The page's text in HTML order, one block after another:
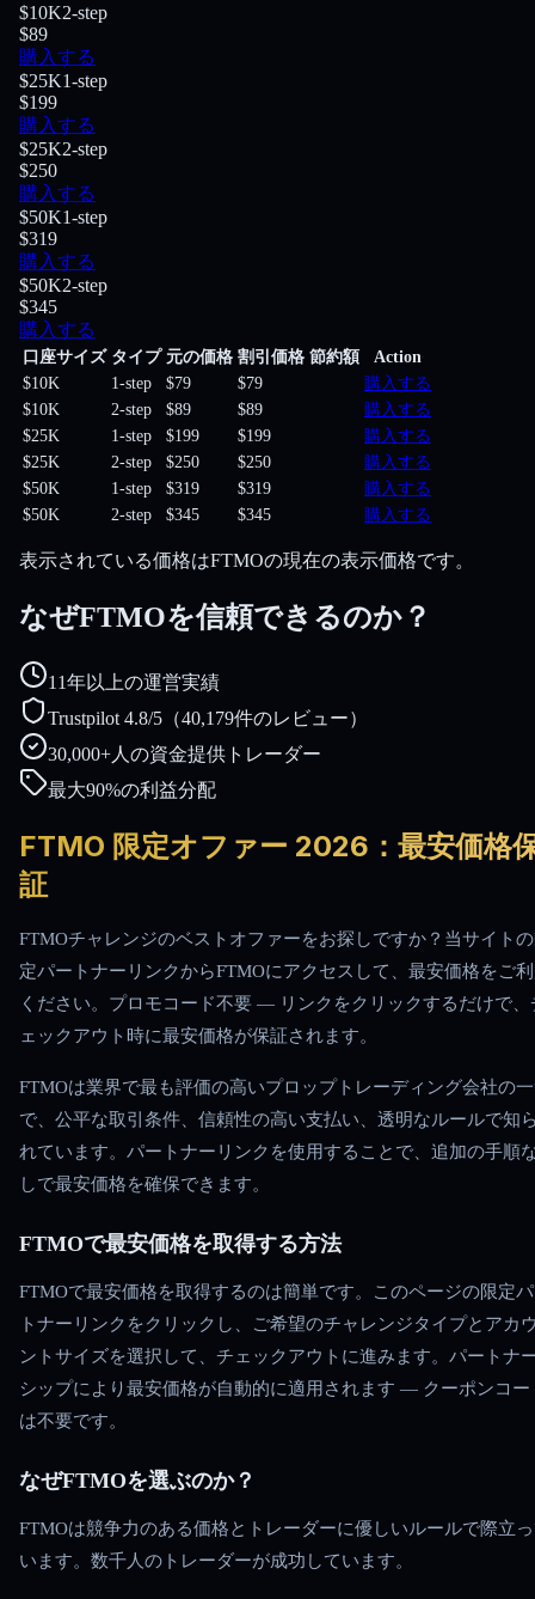
$10K2-step
$89
購入する
$25K1-step
$199
購入する
$25K2-step
$250
購入する
$50K1-step
$319
購入する
$50K2-step
$345
購入する
口座サイズ タイプ 元の価格 割引価格 節約額
Action
$10K
1-step $79 $79
購入する
$10K
2-step $89 $89
購入する
$25K
1-step $199 $199
購入する
$25K
2-step $250 $250
購入する
$50K
1-step $319 $319
購入する
$50K
2-step $345 $345 購入する
表示されている価格はFTMOの現在の表示価格です。
なぜFTMOを信頼できるのか？
11年以上の運営実績
Trustpilot 4.8/5（40,179件のレビュー）
30,000+人の資金提供トレーダー
最大90%の利益分配
FTMO 限定オファー 2026：最安価格
証
FTMOチャレンジのベストオファーをお探しですか？当サイト
定パートナーリンクからFTMOにアクセスして、最安価格をご
ください。プロモコード不要 — リンクをクリックするだけで、
ェックアウト時に最安価格が保証されます。
FTMOは業界で最も評価の高いプロップトレーディング会社の
で、公平な取引条件、信頼性の高い支払い、透明なルールで知
れています。パートナーリンクを使用することで、追加の手順
しで最安価格を確保できます。
FTMOで最安価格を取得する方法
FTMOで最安価格を取得するのは簡単です。このページの限定
トナーリンクをクリックし、ご希望のチャレンジタイプとアカ
ントサイズを選択して、チェックアウトに進みます。パートナ
シップにより最安価格が自動的に適用されます — クーポンコー
は不要です。
なぜFTMOを選ぶのか？
FTMOは競争力のある価格とトレーダーに優しいルールで際立
います。数千人のトレーダーが成功しています。